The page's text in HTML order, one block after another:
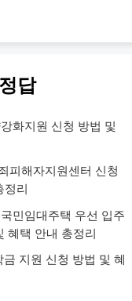
답
화지원 신청 방법 및
피해자지원센터 신청
정리
민임대주택 우선 입주
혜택 안내 총정리
지원 신청 방법 및 혜